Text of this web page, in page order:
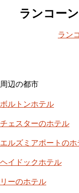
ランコー
ラン
周辺の都市
ボルトンホテル
チェスターのホテル
エルズミアポートのホ
ヘイドックホテル
リーのホテル